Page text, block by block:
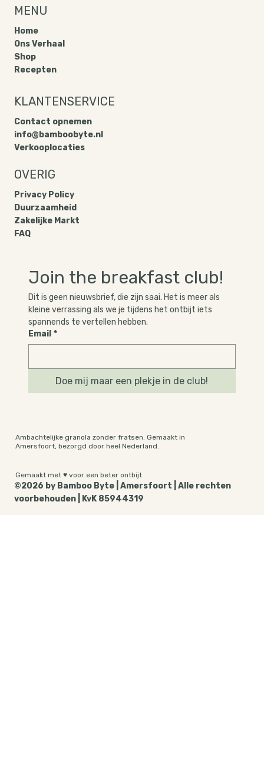
MENU
Home
Ons Verhaal
Shop
Recepten
KLANTENSERVICE
Contact opnemen
info@bamboobyte.nl
Verkooplocaties
OVERIG
Privacy Policy​
Duurzaamheid
Zakelijke Markt
FAQ
Join the breakfast club!
Dit is geen nieuwsbrief, die zijn saai. Het is meer als
kleine verrassing als we je tijdens het ontbijt iets
spannends te vertellen hebben.
Email *
Doe mij maar een plekje in de club!
Ambachtelijke granola zonder fratsen. Gemaakt in
Amersfoort, bezorgd door heel Nederland.
Gemaakt met ♥ voor een beter ontbijt
©2026 by Bamboo Byte | Amersfoort | Alle rechten
voorbehouden | KvK 85944319